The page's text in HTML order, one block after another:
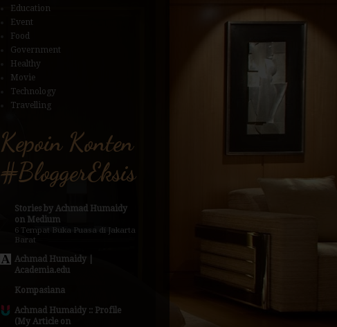
Education
Event
Food
Government
Healthy
Movie
Technology
Travelling
Kepoin Konten
#BloggerEksis
Stories by Achmad Humaidy
on Medium
6 Tempat Buka Puasa di Jakarta
Barat
Achmad Humaidy |
Academia.edu
Kompasiana
Achmad Humaidy :: Profile
(My Article on